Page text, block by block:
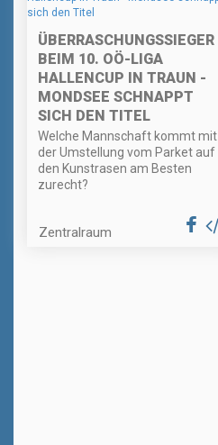
ÜBERRASCHUNGSSIEGER
BEIM 10. OÖ-LIGA
HALLENCUP IN TRAUN -
MONDSEE SCHNAPPT
SICH DEN TITEL
Welche Mannschaft kommt mit
der Umstellung vom Parket auf
den Kunstrasen am Besten
zurecht?
Zentralraum